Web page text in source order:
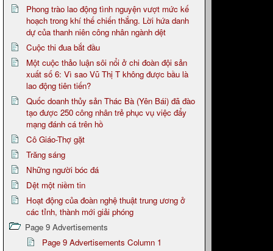
Phong trào lao động tình nguyện vượt mức kế
hoạch trong khí thế chiến thắng. Lời hứa danh
dự của thanh niên công nhân ngành dệt
Cuộc thi đua bắt đầu
Một cuộc thảo luận sôi nổi ở chi đoàn đội sản
xuất số 6: Vì sao Vũ Thị T không được bầu là
lao động tiên tiến?
Quốc doanh thủy sản Thác Bà (Yên Bái) đã đào
tạo được 250 công nhân trẻ phục vụ việc đẩy
mạng đánh cá trên hồ
Cô Giáo-Thợ gặt
Trăng sáng
Những người bóc đá
Dệt một niềm tin
Hoạt động của đoàn nghệ thuật trung ương ở
các tỉnh, thành mới giải phóng
Page 9 Advertisements
Page 9 Advertisements Column 1